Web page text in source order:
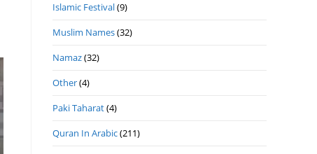
Islamic Festival(9)
Muslim Names(32)
Namaz(32)
Other(4)
Paki Taharat(4)
Quran In Arabic(211)